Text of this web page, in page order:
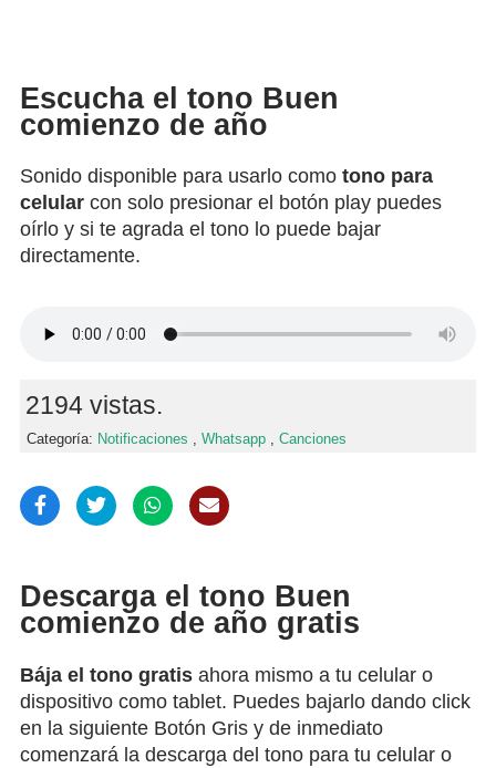
Escucha el tono Buen
comienzo de año
Sonido disponible para usarlo como tono para
celular con solo presionar el botón play puedes
oírlo y si te agrada el tono lo puede bajar
directamente.
2194 vistas.
Categoría: Notificaciones , Whatsapp , Canciones
Descarga el tono Buen
comienzo de año gratis
Bája el tono gratis ahora mismo a tu celular o
dispositivo como tablet. Puedes bajarlo dando click
en la siguiente Botón Gris y de inmediato
comenzará la descarga del tono para tu celular o